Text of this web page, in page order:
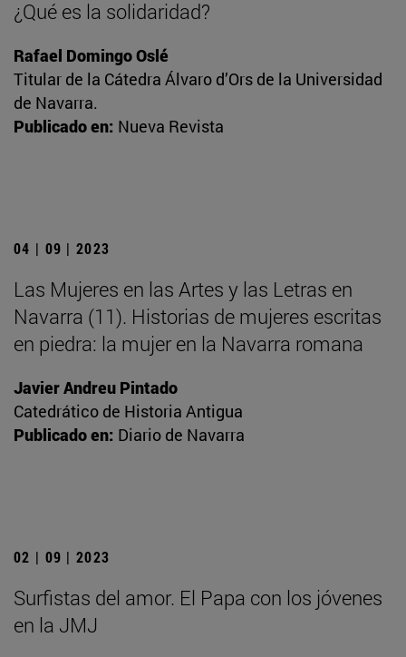
¿Qué es la solidaridad?
Rafael Domingo Oslé
Titular de la Cátedra Álvaro d’Ors de la Universidad
de Navarra.
Publicado en: Nueva Revista
04 | 09 | 2023
Las Mujeres en las Artes y las Letras en
Navarra (11). Historias de mujeres escritas
en piedra: la mujer en la Navarra romana
Javier Andreu Pintado
Catedrático de Historia Antigua
Publicado en: Diario de Navarra
02 | 09 | 2023
Surfistas del amor. El Papa con los jóvenes
en la JMJ